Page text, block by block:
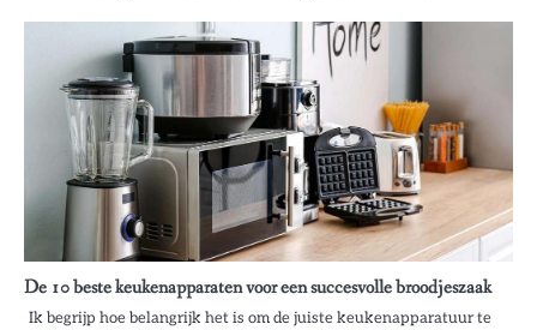
De 10 beste keukenapparaten voor een succesvolle broodjeszaak
Ik begrijp hoe belangrijk het is om de juiste keukenapparatuur te